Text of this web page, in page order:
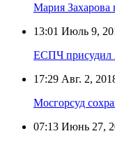
Мария Захарова
13:01 Июль 9,
ЕСПЧ присудил
17:29 Авг. 2,
Мосгорсуд
07:13 Июнь 27,